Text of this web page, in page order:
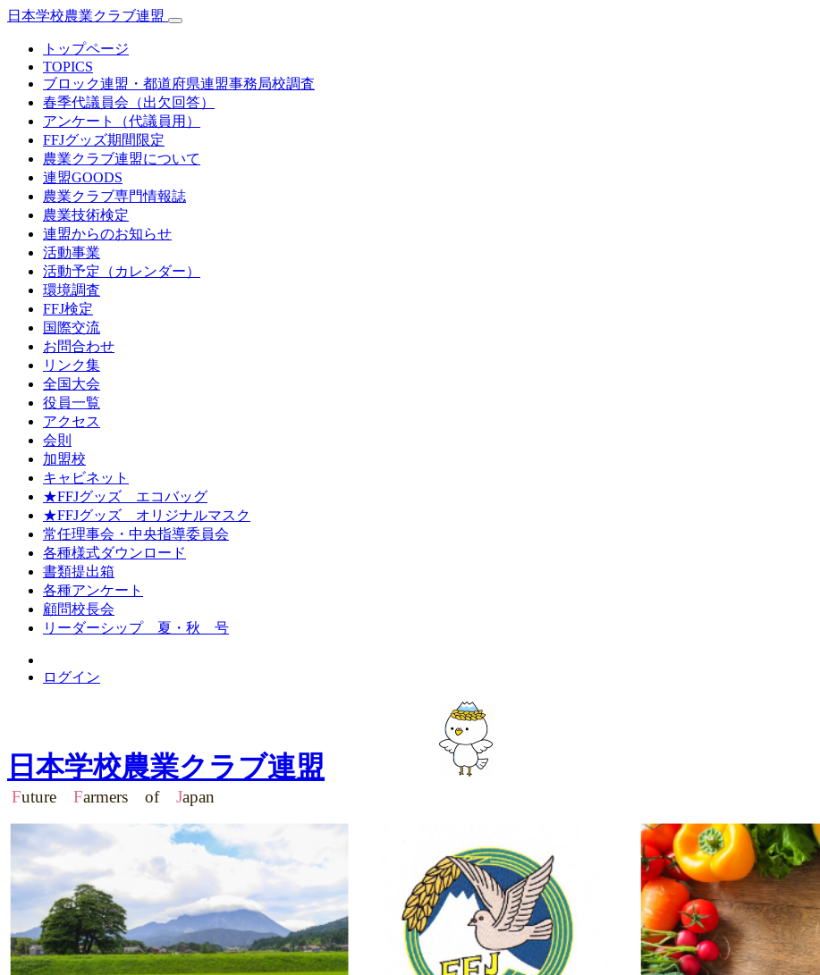
日本学校農業クラブ連盟
トップページ
TOPICS
ブロック連盟・都道府県連盟事務局校調査
春季代議員会（出欠回答）
アンケート（代議員用）
FFJグッズ期間限定
農業クラブ連盟について
連盟GOODS
農業クラブ専門情報誌
農業技術検定
連盟からのお知らせ
活動事業
活動予定（カレンダー）
環境調査
FFJ検定
国際交流
お問合わせ
リンク集
全国大会
役員一覧
アクセス
会則
加盟校
キャビネット
★FFJグッズ エコバッグ
★FFJグッズ オリジナルマスク
常任理事会・中央指導委員会
各種様式ダウンロード
書類提出箱
各種アンケート
顧問校長会
リーダーシップ 夏・秋 号
ログイン
日本学校農業クラブ連盟
Future Farmers of Japan